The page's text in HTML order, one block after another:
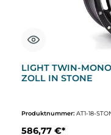
LIGHT TWIN-
ZOLL IN STONE
Produktnummer: AT1-18-
586,77 €*